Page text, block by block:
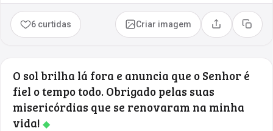
6 curtidas Criar imagem Compartilhar
Copiar
O sol brilha lá fora e anuncia que o Senhor é
fiel o tempo todo. Obrigado pelas suas
misericórdias que se renovaram na minha
vida! ◆